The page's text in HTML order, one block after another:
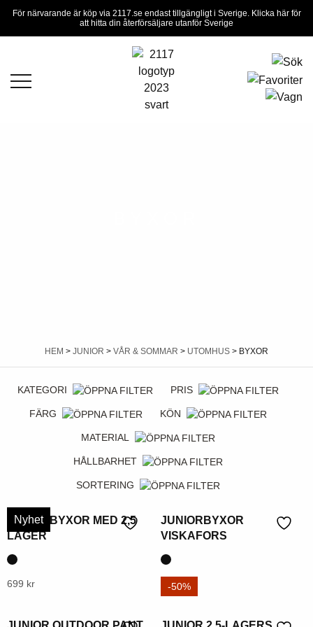
För närvarande är köp via 2117.se endast tillgängligt i Sverige. Klicka här för
att hitta din återförsäljare utanför Sverige
HEM > JUNIOR > VÅR & SOMMAR > UTOMHUS > BYXOR
KATEGORI PRIS
FÄRG KÖN
MATERIAL
HÅLLBARHET
SORTERING
Nyhet
JUNIORBYXOR MED 2,5
LAGER
Denna
har
699 kr
JUNIORBYXOR
VISKAFORS
Denna
har
249kr
-50%